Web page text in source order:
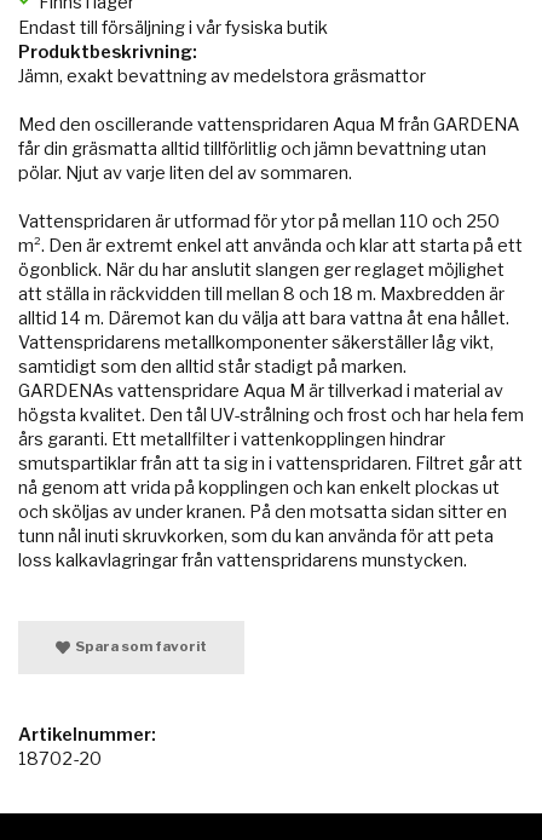
Endast till försäljning i vår fysiska butik
Produktbeskrivning:
Jämn, exakt bevattning av medelstora gräsmattor
Med den oscillerande vattenspridaren Aqua M från GARDENA
får din gräsmatta alltid tillförlitlig och jämn bevattning utan
pölar. Njut av varje liten del av sommaren.
Vattenspridaren är utformad för ytor på mellan 110 och 250
m². Den är extremt enkel att använda och klar att starta på ett
ögonblick. När du har anslutit slangen ger reglaget möjlighet
att ställa in räckvidden till mellan 8 och 18 m. Maxbredden är
alltid 14 m. Däremot kan du välja att bara vattna åt ena hållet.
Vattenspridarens metallkomponenter säkerställer låg vikt,
samtidigt som den alltid står stadigt på marken.
GARDENAs vattenspridare Aqua M är tillverkad i material av
högsta kvalitet. Den tål UV-strålning och frost och har hela fem
års garanti. Ett metallfilter i vattenkopplingen hindrar
smutspartiklar från att ta sig in i vattenspridaren. Filtret går att
nå genom att vrida på kopplingen och kan enkelt plockas ut
och sköljas av under kranen. På den motsatta sidan sitter en
tunn nål inuti skruvkorken, som du kan använda för att peta
loss kalkavlagringar från vattenspridarens munstycken.
Spara som favorit
Artikelnummer:
18702-20